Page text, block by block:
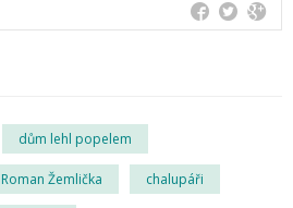
dům lehl popelem
Roman Žemlička chalupáři